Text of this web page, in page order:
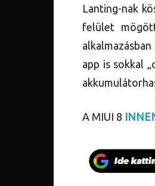
Lanting-nak
felület
app is sokkal
A MIUI 8